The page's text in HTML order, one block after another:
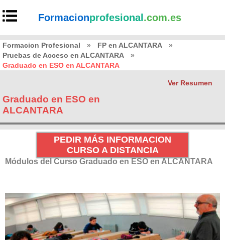
Formacionprofesional .com.es
Formacion Profesional » FP en ALCANTARA
»
Pruebas de Acceso en ALCANTARA
»
Graduado en ESO en ALCANTARA
Ver Resumen
Graduado en ESO en
ALCANTARA
PEDIR MÁS INFORMACION
CURSO A DISTANCIA
Módulos del Curso Graduado en ESO en ALCANTARA